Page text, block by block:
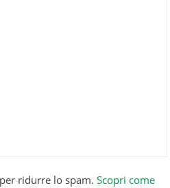
ridurre lo spam.Scopri come